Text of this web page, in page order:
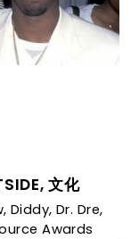
,文化
, Diddy, Dr. Dre,
Awards